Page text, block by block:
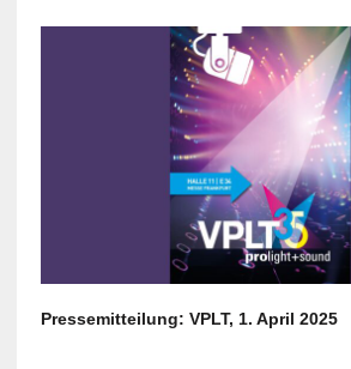
Pressemitteilung: VPLT, 1. April 2025